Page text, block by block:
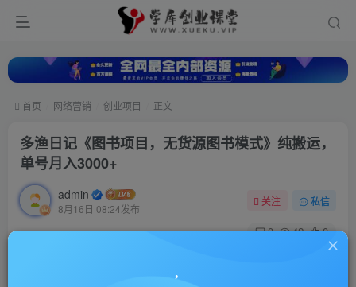
首页 网络营销 创业项目 正文
多渔日记《图书项目，无货源图书模式》纯搬运，
单号月入3000+
admin
8月16日 08:24发布
关注 私信
0 42 0